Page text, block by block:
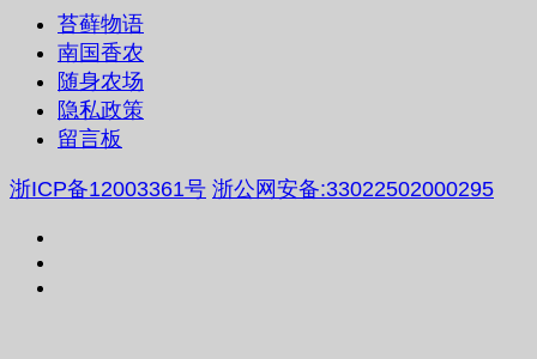
苔藓物语
南国香农
随身农场
隐私政策
留言板
浙ICP备12003361号 浙公网安备:33022502000295